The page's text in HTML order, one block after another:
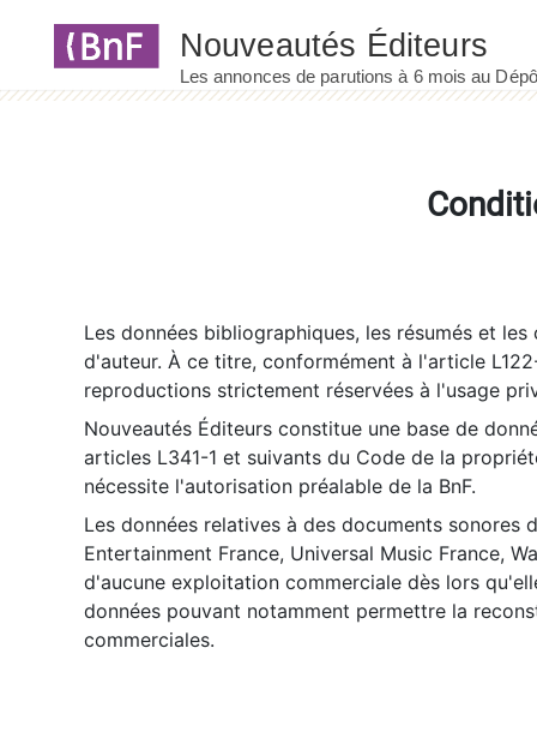
Les données bibliographiques, les résumés et
d'auteur. À ce titre, conformément à l'article
reproductions strictement réservées à l'usage
Nouveautés Éditeurs constitue une base de
articles L341-1 et suivants du Code de la
nécessite l'autorisation préalable de la BnF.
Les données relatives à des documents sonores
Entertainment France, Universal Music France,
d'aucune exploitation commerciale dès lors
données pouvant notamment permettre la
commerciales.